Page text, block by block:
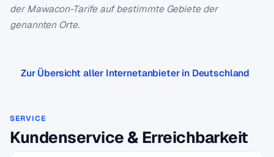
der Mawacon-Tarife auf bestimmte Gebiete der
genannten Orte.
Zur Übersicht aller Internetanbieter in Deutschland
SERVICE
Kundenservice & Erreichbarkeit